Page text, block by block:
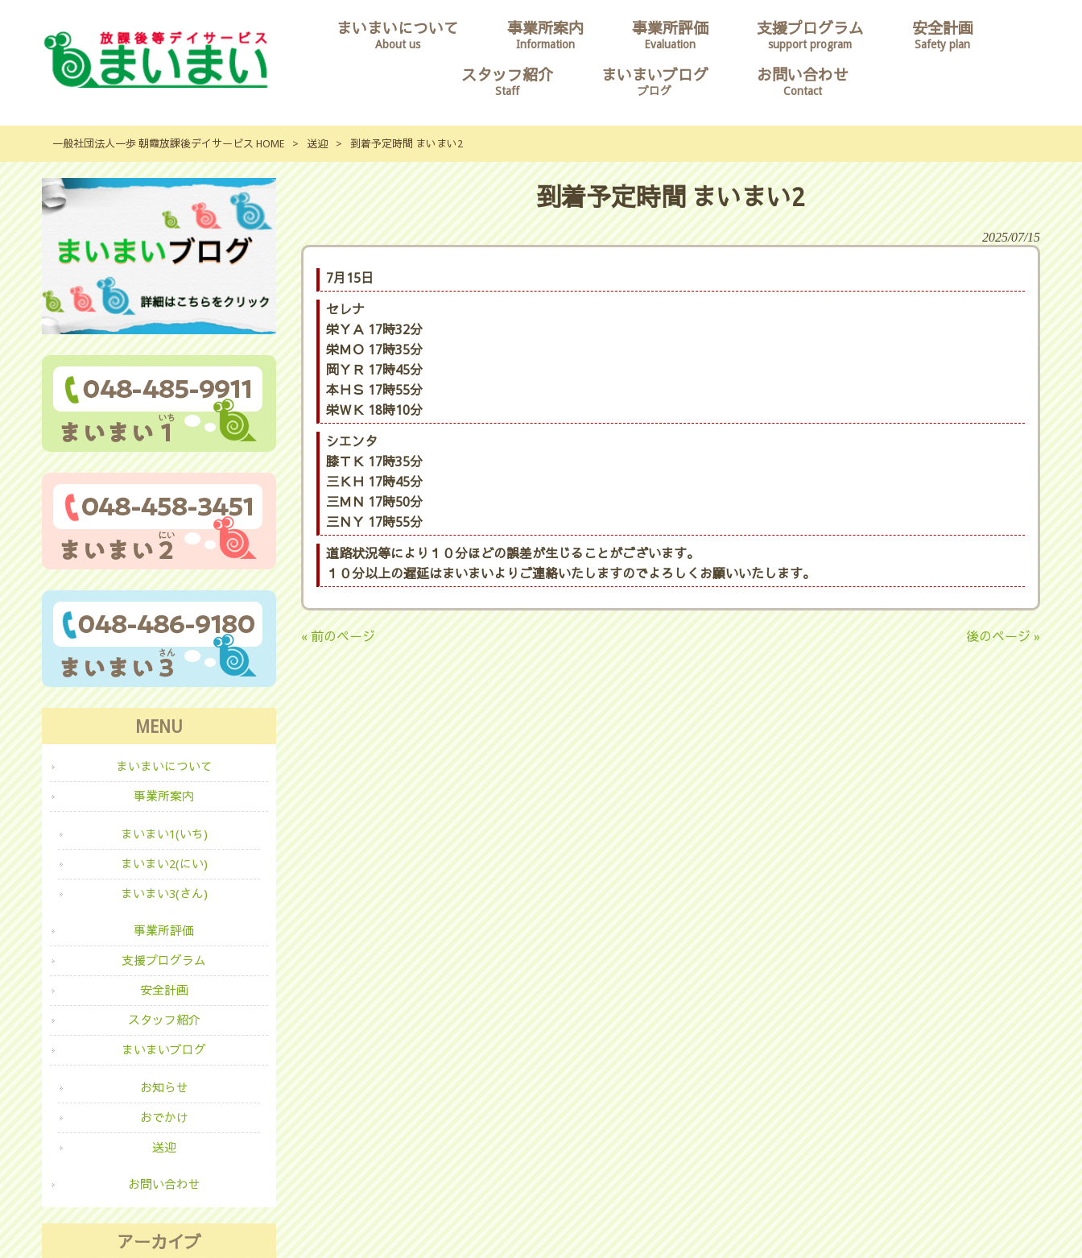
まいまいについて
About us
事業所案内
Information
事業所評価
Evaluation
支援プログラム
support program
安全計画
Safety plan
スタッフ紹介
Staff
まいまいブログ
ブログ
お問い合わせ
Contact
一般社団法人一歩 朝霞放課後デイサービス HOME > 送迎 > 到着予定時間 まいまい2
到着予定時間 まいまい2
2025/07/15
7月15日
セレナ
栄ＹＡ 17時32分
栄ＭＯ 17時35分
岡ＹＲ 17時45分
本ＨＳ 17時55分
栄ＷＫ 18時10分
シエンタ
膝ＴＫ 17時35分
三ＫＨ 17時45分
三ＭＮ 17時50分
三ＮＹ 17時55分
道路状況等により１０分ほどの誤差が生じることがございます。
１０分以上の遅延はまいまいよりご連絡いたしますのでよろしくお願いいたします。
« 前のページ 後のページ »
MENU
まいまいについて
事業所案内
まいまい1(いち)
まいまい2(にい)
まいまい3(さん)
事業所評価
支援プログラム
安全計画
スタッフ紹介
まいまいブログ
お知らせ
おでかけ
送迎
お問い合わせ
アーカイブ